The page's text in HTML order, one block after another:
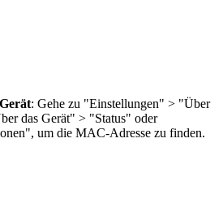
: Gehe zu "Einstellungen" > "Über
das Gerät" > "Status" oder
um die MAC-Adresse zu finden.